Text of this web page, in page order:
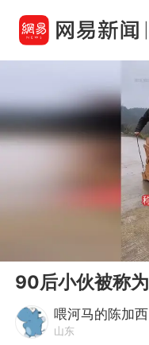
90后小伙被称
喂河马的陈加西
山东